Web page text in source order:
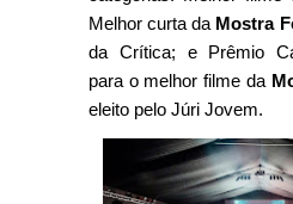
Melhor curta da Mostra
da Crítica; e Prêmio
para o melhor filme da
eleito pelo Júri Jovem.